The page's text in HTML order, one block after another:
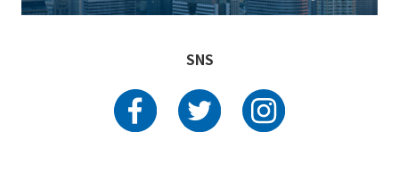
SNS